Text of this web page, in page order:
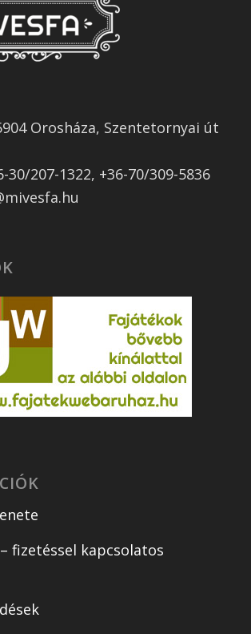
Orosháza, Szentetornyai út
30/207-1322, +36-70/309-5836
fizetéssel kapcsolatos